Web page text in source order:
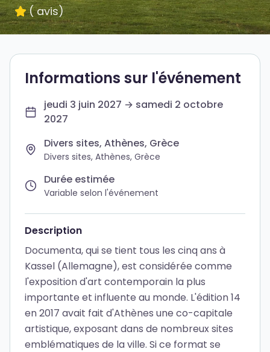
( avis)
Informations sur l'événement
jeudi 3 juin 2027 → samedi 2 octobre
2027
Divers sites, Athènes, Grèce
Divers sites, Athènes, Grèce
Durée estimée
Variable selon l'événement
Description
Documenta, qui se tient tous les cinq ans à
Kassel (Allemagne), est considérée comme
l'exposition d'art contemporain la plus
importante et influente au monde. L'édition 14
en 2017 avait fait d'Athènes une co-capitale
artistique, exposant dans de nombreux sites
emblématiques de la ville. Si ce format se